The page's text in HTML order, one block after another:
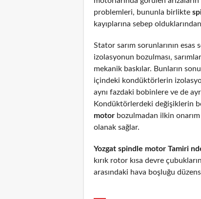
problemleri, bununla birlikte
kayıplarına sebep
Stator sarım sorunlarının esas
izolasyonun bozulması,
mekanik baskılar. Bunların
içindeki kondüktörlerin
aynı fazdaki bobinlere ve de
Kondüktörlerdeki değişiklerin
motor bozulmadan ilkin
olanak sağlar.
Yozgat spindle motor Tamiri
kırık rotor kısa devre
arasındaki hava boşluğu